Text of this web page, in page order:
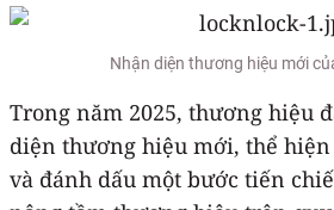
Nhận diện thương hiệu mới
Trong năm 2025, thương hiệu
diện thương hiệu mới, thể
và đánh dấu một bước tiến